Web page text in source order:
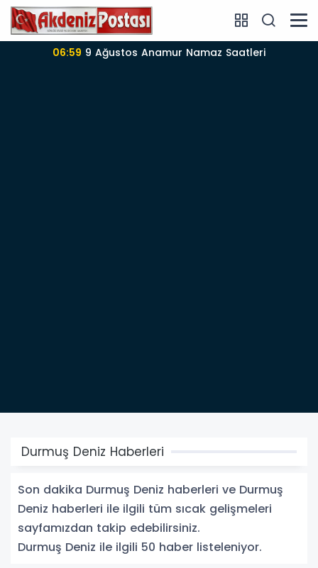
06:57 Anamur’da 09-08-2026 nöbetçi Eczane
Durmuş Deniz Haberleri
Son dakika Durmuş Deniz haberleri ve Durmuş
Deniz haberleri ile ilgili tüm sıcak gelişmeleri
sayfamızdan takip edebilirsiniz.
Durmuş Deniz ile ilgili 50 haber listeleniyor.